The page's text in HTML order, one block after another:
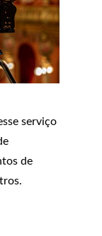
serviço
de